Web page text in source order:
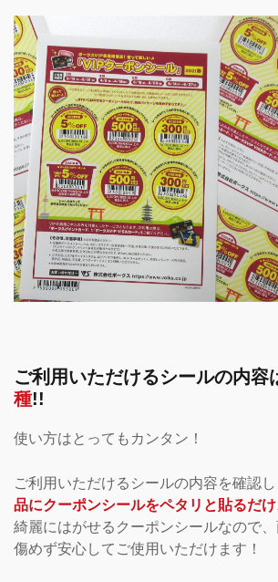
ご利用いただけるシールの内容
種!!
使い方はとってもカンタン！
ご利用いただけるシールの内容を確認し
品にクーポンシールをペタリと貼るだけ
綺麗にはがせるクーポンシールなので
傷めず安心してご使用いただけます！